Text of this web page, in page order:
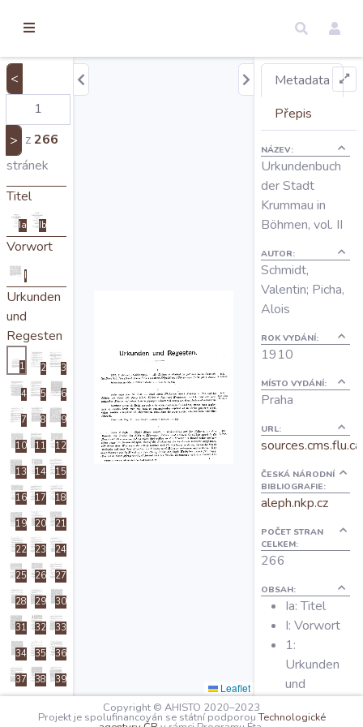
Úvod
Edice
O projektu
Autoři
Nápověda
<
> z266
stránek
Titel
Ia Ib
Vorwort
I
Urkunden
und
Regesten
1 2 3
4 5 6
7 8 9
10 11 12
13 14 15
16 17 18
19 20 21
22 23 24
25 26 27
28 29 30
31 32 33
34 35 36
37 38 39
Leaflet
Metadata
Přepis
NÁZEV:
Urkundenbuch
der Stadt
Krummau in
Böhmen, vol. II
AUTOR:
Schmidt,
Valentin; Picha,
Alois
ROK VYDÁNÍ:
1910
MÍSTO VYDÁNÍ:
Praha
URL:
ČESKÁ NÁRODNÍ
BIBLIOGRAFIE:
aleph.nkp.cz
POČET STRAN
CELKEM:
266
OBSAH:
Ia: Titel
I: Vorwort
1:
Urkunden
und
226: Orts-
Copyright © AHISTO 2020–2023
Projekt je spolufinancován se státní podporouTechnologické